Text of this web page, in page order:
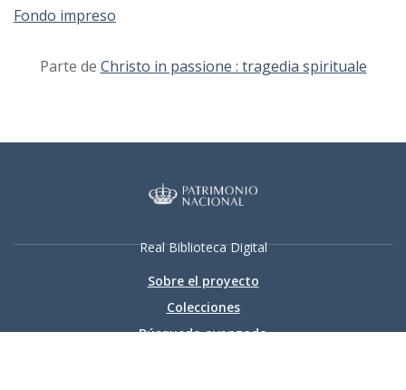
Fondo impreso
Parte de Christo in passione : tragedia spirituale
Real Biblioteca Digital
Sobre el proyecto
Colecciones
Búsqueda avanzada